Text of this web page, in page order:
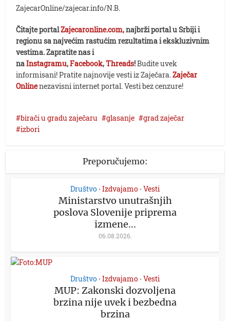
ZajecarOnline/zajecar.info/N.B.
Čitajte portalZajecaronline.com,najbrži portal u Srbiji i
regionu sa najvećim rastućim rezultatima i ekskluzivnim
vestima. Zapratite nas i
naInstagramu,Facebook,Threads!Budite uvek
informisani! Pratite najnovije vesti iz Zaječara.Zaječar
Onlinenezavisni internet portal. Vesti bez cenzure!
birači u gradu zaječaru glasanje
grad zaječar
izbori
Preporučujemo:
Društvo • Izdvajamo • Vesti
Ministarstvo unutrašnjih
poslova Slovenije priprema
izmene...
06.08.2026.
Društvo • Izdvajamo • Vesti
MUP: Zakonski dozvoljena
brzina nije uvek i bezbedna
brzina